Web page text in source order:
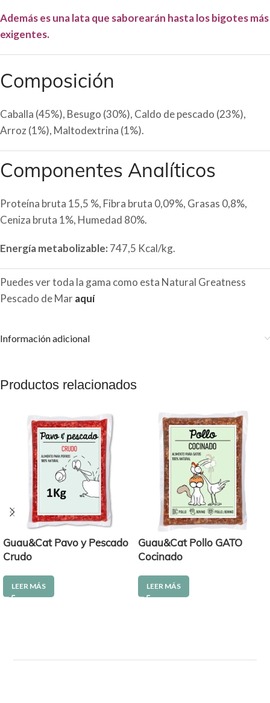
Además es una lata que saborearán hasta los bigotes más
exigentes.
Composición
Caballa (45%), Besugo (30%), Caldo de pescado (23%),
Arroz (1%), Maltodextrina (1%).
Componentes Analíticos
Proteína bruta 15,5 %, Fibra bruta 0,09%, Grasas 0,8%,
Ceniza bruta 1%, Humedad 80%.
Energía metabolizable: 747,5 Kcal/kg.
Puedes ver toda la gama como esta Natural Greatness
Pescado de Maraquí
Información adicional
Productos relacionados
Guau&Cat Pavo y Pescado
Crudo
LEER MÁS
Guau&Cat Pollo GATO
Cocinado
LEER MÁS